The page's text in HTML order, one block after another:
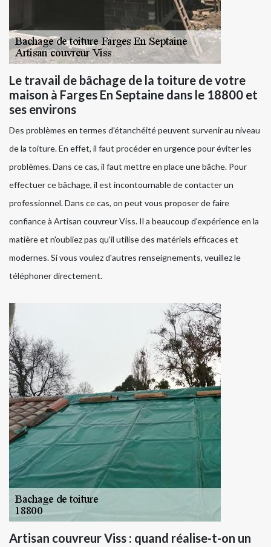
Le travail de bâchage de la toiture de votre
maison à Farges En Septaine dans le 18800 et
ses environs
Des problèmes en termes d'étanchéité peuvent survenir au niveau
de la toiture. En effet, il faut procéder en urgence pour éviter les
problèmes. Dans ce cas, il faut mettre en place une bâche. Pour
effectuer ce bâchage, il est incontournable de contacter un
professionnel. Dans ce cas, on peut vous proposer de faire
confiance à Artisan couvreur Viss. Il a beaucoup d'expérience en la
matière et n'oubliez pas qu'il utilise des matériels efficaces et
modernes. Si vous voulez d'autres renseignements, veuillez le
téléphoner directement.
Artisan couvreur Viss : quand réalise-t-on un